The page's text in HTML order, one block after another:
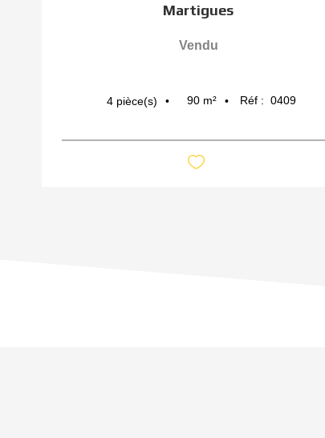
Martigues
Vendu
4 pièce(s) 90 m² Réf : 0409